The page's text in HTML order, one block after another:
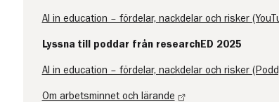
AI in education – fördelar, nackdelar och risker
Lyssna till poddar från researchED 2025
AI in education – fördelar, nackdelar och risker
Om arbetsminnet och lärande